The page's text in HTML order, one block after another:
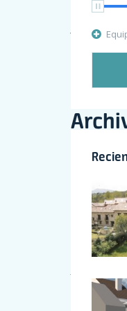
John Doe en
Mr
octubre 2017
agosto 2017
febrero 2017